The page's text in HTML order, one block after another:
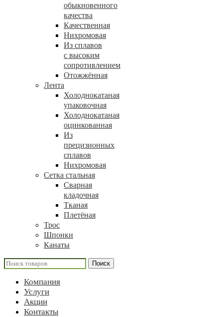
обыкновенного
качества
Качественная
Нихромовая
Из сплавов
с высоким
сопротивлением
Отожжённая
Лента
Холоднокатаная
упаковочная
Холоднокатаная
оцинкованная
Из
прецизионных
сплавов
Нихромовая
Сетка стальная
Сварная
кладочная
Тканая
Плетёная
Трос
Шпонки
Канаты
Поиск
Компания
Услуги
Акции
Контакты